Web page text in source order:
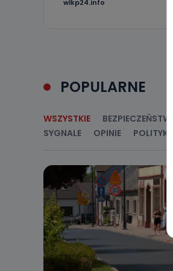
wlkp24.info
POPULARNE
WSZYSTKIE BEZPIECZEŃSTWO
SYGNALE
OPINIE POLITYKA